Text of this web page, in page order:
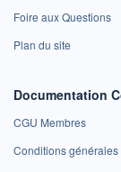
Foire aux Questions
Plan du site
Documentation
CGU Membres
Conditions générales